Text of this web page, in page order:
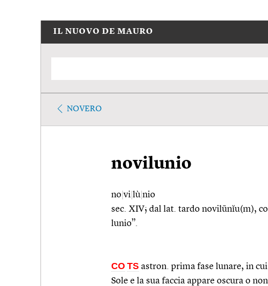
IL NUOVO DE MAURO
NOVERO
novilunio
no vi lù nio
sec. XIV; dal lat. tardo novilūnĭu(m),
lunio”.
CO TS astron. prima fase lunare, in
Sole e la sua faccia appare oscura o